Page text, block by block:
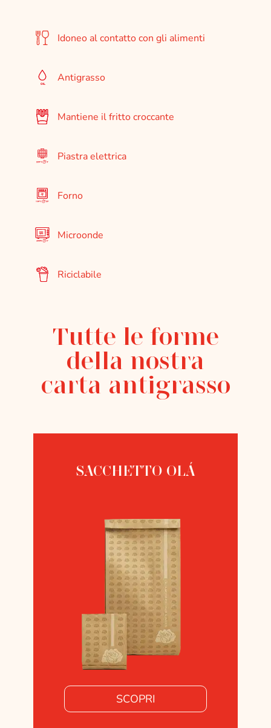
Idoneo al contatto con gli alimenti
Antigrasso
Mantiene il fritto croccante
Piastra elettrica
Forno
Microonde
Riciclabile
Tutte le forme
della nostra
carta antigrasso
SACCHETTO OLÁ
SCOPRI